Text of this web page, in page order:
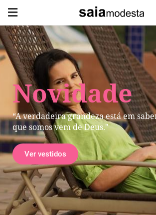
Novidade
“A verdadeira grandeza está em
que somos vem de Deus."
Ver vestidos